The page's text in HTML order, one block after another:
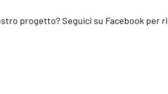
progetto? Seguici su Facebook per